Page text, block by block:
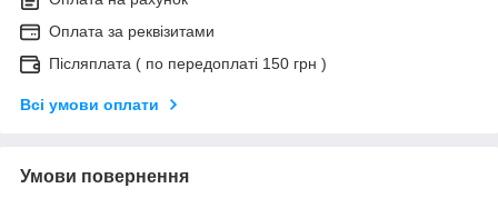
Оплата за реквізитами
Післяплата ( по передоплаті 150 грн )
Всі умови оплати
Умови повернення